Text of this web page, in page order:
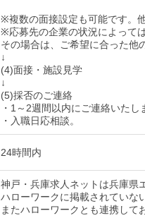
※複数の面接設定も可能です。
※応募先の企業の状況によって
その場合は、ご希望に合った他
↓
(4)面接・施設見学
↓
(5)採否のご連絡
・1～2週間以内にご連絡いたし
・入職日応相談。
24時間内
神戸・兵庫求人ネットは兵庫県
ハローワークに掲載されていな
またハローワークとも連携して